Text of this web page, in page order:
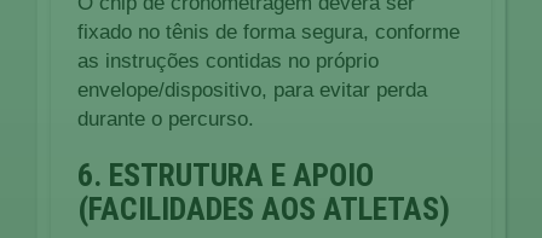
fixado no tênis de forma segura, conforme
as instruções contidas no próprio
envelope/dispositivo, para evitar perda
durante o percurso.
6. ESTRUTURA E APOIO
(FACILIDADES AOS ATLETAS)